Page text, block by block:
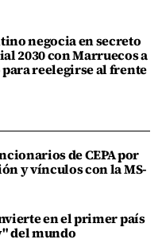
negocia en secreto
2030 con Marruecos a
reelegirse al frente
de CEPA por
y vínculos con la MS-
en el primer país
del mundo